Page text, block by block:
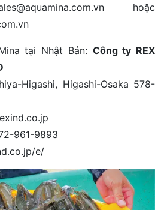
hoặc
tại Nhật Bản: Công ty REX
Higashi, Higashi-Osaka 578-
961-9893
e/